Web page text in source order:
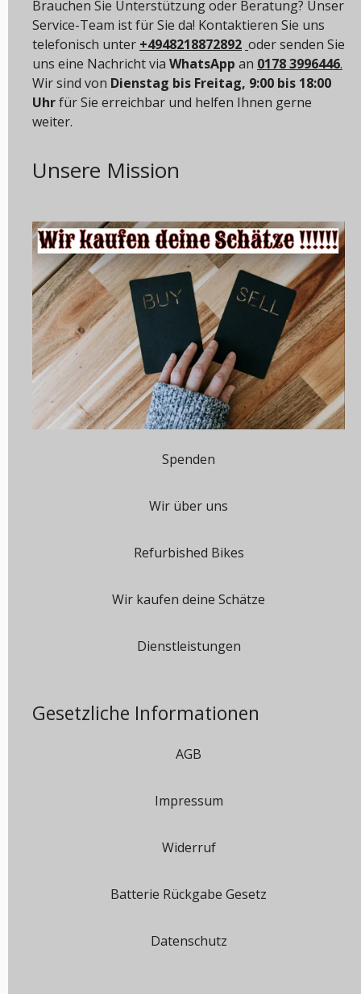
Brauchen Sie Unterstützung oder Beratung? Unser
Service-Team ist für Sie da! Kontaktieren Sie uns
telefonisch unter +4948218872892 oder senden Sie
uns eine Nachricht via WhatsApp an 0178 3996446.
Wir sind von Dienstag bis Freitag, 9:00 bis 18:00
Uhrfür Sie erreichbar und helfen Ihnen gerne
weiter.
Unsere Mission
Spenden
Wir über uns
Refurbished Bikes
Wir kaufen deine Schätze
Dienstleistungen
Gesetzliche Informationen
AGB
Impressum
Widerruf
Batterie Rückgabe Gesetz
Datenschutz